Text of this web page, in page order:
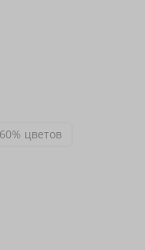
цветов